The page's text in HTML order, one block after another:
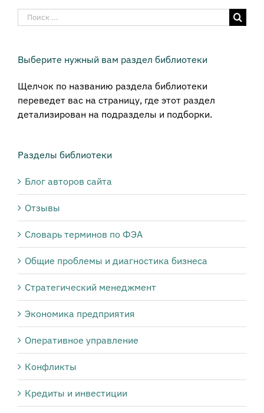
Результат
поиска:
Выберите нужный вам раздел библиотеки
Щелчок по названию раздела библиотеки
переведет вас на страницу, где этот раздел
детализирован на подразделы и подборки.
Разделы библиотеки
Блог авторов сайта
Отзывы
Словарь терминов по ФЭА
Общие проблемы и диагностика бизнеса
Стратегический менеджмент
Экономика предприятия
Оперативное управление
Конфликты
Кредиты и инвестиции